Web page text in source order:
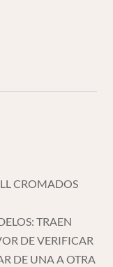
CROMADOS
TRAEN
DE VERIFICAR
DE UNA A OTRA